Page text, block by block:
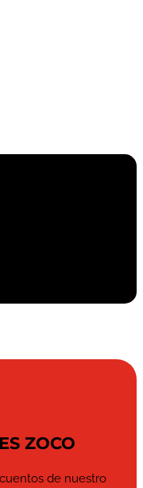
ZOCO
de nuestro